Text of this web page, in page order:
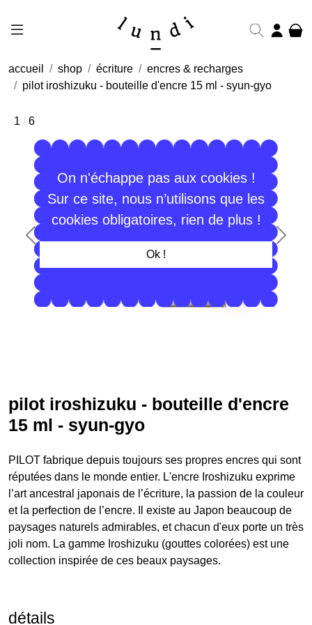
On n'échappe pas aux cookies !
Sur ce site, nous n’utilisons que les
cookies obligatoires, rien de plus !
Ok !
accueil shop écriture
encres & recharges
pilot iroshizuku - bouteille d'encre 15 ml - syun-gyo
1 / 6
Précédent
pilot iroshizuku - bouteille d'encre
15 ml - syun-gyo
PILOT fabrique depuis toujours ses propres encres qui sont
réputées dans le monde entier. L'encre Iroshizuku exprime
l’art ancestral japonais de l’écriture, la passion de la couleur
et la perfection de l’encre. Il existe au Japon beaucoup de
paysages naturels admirables, et chacun d'eux porte un très
joli nom. La gamme Iroshizuku (gouttes colorées) est une
collection inspirée de ces beaux paysages.
détails